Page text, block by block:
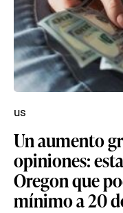
Un aumento
opiniones:
Oregon que
mínimo a 20
us